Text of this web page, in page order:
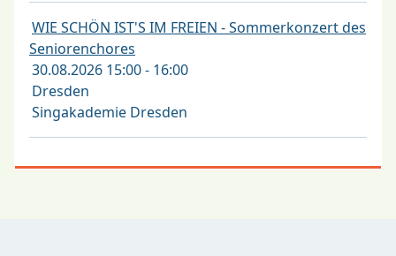
WIE SCHÖN IST'S IM FREIEN - Sommerkonzert des
Seniorenchores
30.08.2026 15:00 - 16:00
Dresden
Singakademie Dresden